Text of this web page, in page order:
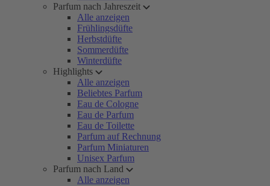
Parfum nach Jahreszeit
Alle anzeigen
Frühlingsdüfte
Herbstdüfte
Sommerdüfte
Winterdüfte
Highlights
Alle anzeigen
Beliebtes Parfum
Eau de Cologne
Eau de Parfum
Eau de Toilette
Parfum auf Rechnung
Parfum Miniaturen
Unisex Parfum
Parfum nach Land
Alle anzeigen